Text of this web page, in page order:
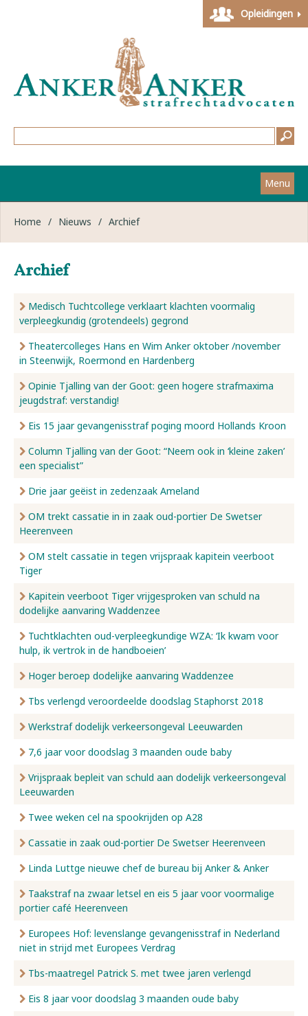
Opleidingen
Menu
Home
Strafzaken
Werkwijze
Nieuws
Over ons
Contact
Home / Nieuws / Archief
Archief
Medisch Tuchtcollege verklaart klachten voormalig
verpleegkundig (grotendeels) gegrond
Theatercolleges Hans en Wim Anker oktober /november
in Steenwijk, Roermond en Hardenberg
Opinie Tjalling van der Goot: geen hogere strafmaxima
jeugdstraf: verstandig!
Eis 15 jaar gevangenisstraf poging moord Hollands Kroon
Column Tjalling van der Goot: “Neem ook in ‘kleine zaken’
een specialist”
Drie jaar geëist in zedenzaak Ameland
OM trekt cassatie in in zaak oud-portier De Swetser
Heerenveen
OM stelt cassatie in tegen vrijspraak kapitein veerboot
Tiger
Kapitein veerboot Tiger vrijgesproken van schuld na
dodelijke aanvaring Waddenzee
Tuchtklachten oud-verpleegkundige WZA: ‘Ik kwam voor
hulp, ik vertrok in de handboeien’
Hoger beroep dodelijke aanvaring Waddenzee
Tbs verlengd veroordeelde doodslag Staphorst 2018
Werkstraf dodelijk verkeersongeval Leeuwarden
7,6 jaar voor doodslag 3 maanden oude baby
Vrijspraak bepleit van schuld aan dodelijk verkeersongeval
Leeuwarden
Twee weken cel na spookrijden op A28
Cassatie in zaak oud-portier De Swetser Heerenveen
Linda Luttge nieuwe chef de bureau bij Anker & Anker
Taakstraf na zwaar letsel en eis 5 jaar voor voormalige
portier café Heerenveen
Europees Hof: levenslange gevangenisstraf in Nederland
niet in strijd met Europees Verdrag
Tbs-maatregel Patrick S. met twee jaren verlengd
Eis 8 jaar voor doodslag 3 maanden oude baby